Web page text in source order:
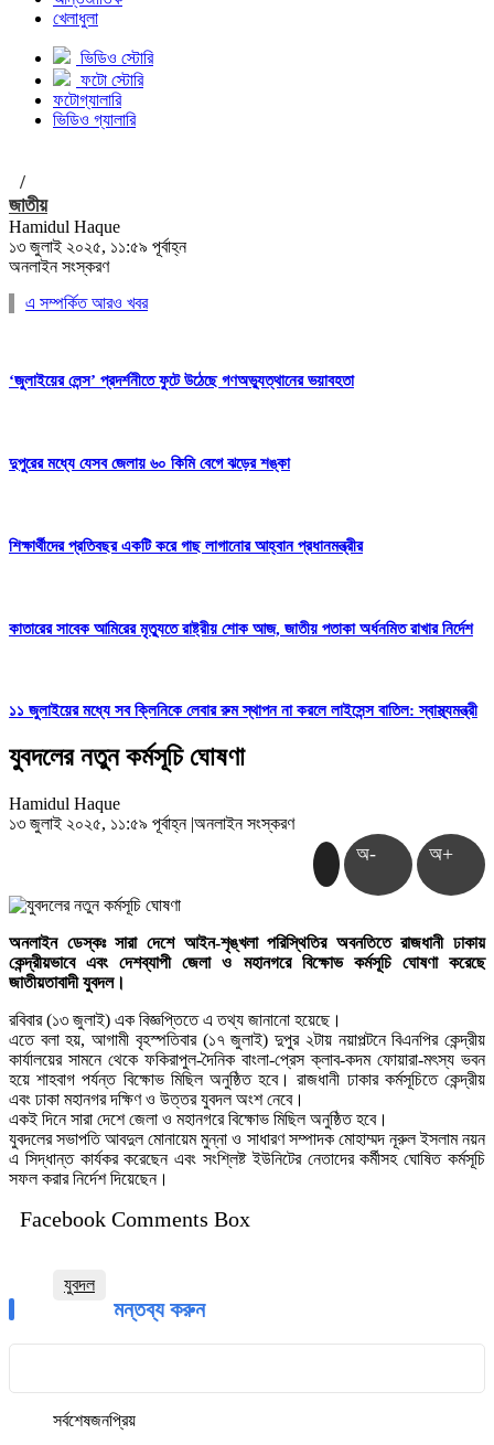
খেলাধুলা
ভিডিও স্টোরি
ফটো স্টোরি
ফটোগ্যালারি
ভিডিও গ্যালারি
/
জাতীয়
Hamidul Haque
১৩ জুলাই ২০২৫, ১১:৫৯ পূর্বাহ্ন
অনলাইন সংস্করণ
এ সম্পর্কিত আরও খবর
‘জুলাইয়ের লেন্স’ প্রদর্শনীতে ফুটে উঠেছে গণঅভ্যুত্থানের ভয়াবহতা
দুপুরের মধ্যে যেসব জেলায় ৬০ কিমি বেগে ঝড়ের শঙ্কা
শিক্ষার্থীদের প্রতিবছর একটি করে গাছ লাগানোর আহ্বান প্রধানমন্ত্রীর
কাতারের সাবেক আমিরের মৃত্যুতে রাষ্ট্রীয় শোক আজ, জাতীয় পতাকা অর্ধনমিত রাখার নির্দেশ
১১ জুলাইয়ের মধ্যে সব ক্লিনিকে লেবার রুম স্থাপন না করলে লাইসেন্স বাতিল: স্বাস্থ্যমন্ত্রী
যুবদলের নতুন কর্মসূচি ঘোষণা
Hamidul Haque
১৩ জুলাই ২০২৫, ১১:৫৯ পূর্বাহ্ন |অনলাইন সংস্করণ
অ- অ+
অনলাইন ডেস্কঃ সারা দেশে আইন-শৃঙ্খলা পরিস্থিতির অবনতিতে রাজধানী ঢাকায়
কেন্দ্রীয়ভাবে এবং দেশব্যাপী জেলা ও মহানগরে বিক্ষোভ কর্মসূচি ঘোষণা করেছে
জাতীয়তাবাদী যুবদল।
রবিবার (১৩ জুলাই) এক বিজ্ঞপ্তিতে এ তথ্য জানানো হয়েছে।
এতে বলা হয়, আগামী বৃহস্পতিবার (১৭ জুলাই) দুপুর ২টায় নয়াপল্টনে বিএনপির কেন্দ্রীয়
কার্যালয়ের সামনে থেকে ফকিরাপুল-দৈনিক বাংলা-প্রেস ক্লাব-কদম ফোয়ারা-মৎস্য ভবন
হয়ে শাহবাগ পর্যন্ত বিক্ষোভ মিছিল অনুষ্ঠিত হবে। রাজধানী ঢাকার কর্মসূচিতে কেন্দ্রীয়
এবং ঢাকা মহানগর দক্ষিণ ও উত্তর যুবদল অংশ নেবে।
একই দিনে সারা দেশে জেলা ও মহানগরে বিক্ষোভ মিছিল অনুষ্ঠিত হবে।
যুবদলের সভাপতি আবদুল মোনায়েম মুন্না ও সাধারণ সম্পাদক মোহাম্মদ নূরুল ইসলাম নয়ন
এ সিদ্ধান্ত কার্যকর করেছেন এবং সংশ্লিষ্ট ইউনিটের নেতাদের কর্মীসহ ঘোষিত কর্মসূচি
সফল করার নির্দেশ দিয়েছেন।
Facebook Comments Box
যুবদল
মন্তব্য করুন
সর্বশেষজনপ্রিয়